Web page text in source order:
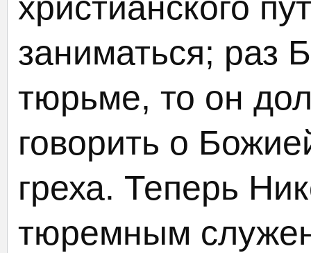
заниматься; раз
тюрьме, то он
говорить о
греха. Теперь
тюремным